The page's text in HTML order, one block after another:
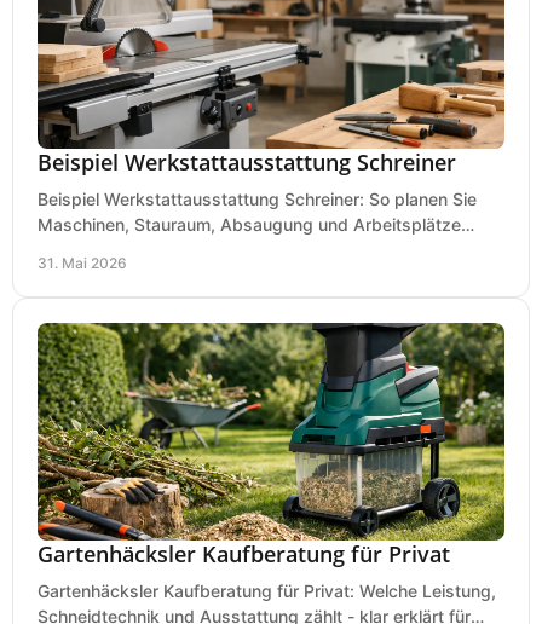
Beispiel Werkstattausstattung Schreiner
Beispiel Werkstattausstattung Schreiner: So planen Sie
Maschinen, Stauraum, Absaugung und Arbeitsplätze
31. Mai 2026
Gartenhäcksler Kaufberatung für Privat
Gartenhäcksler Kaufberatung für Privat: Welche Leistung,
Schneidtechnik und Ausstattung zählt - klar erklärt für